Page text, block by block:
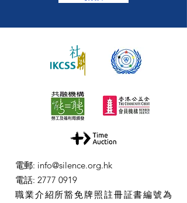
電郵: info@silence.org.hk
電話: 2777 0919
職業介紹所豁免牌照註冊証書編號為